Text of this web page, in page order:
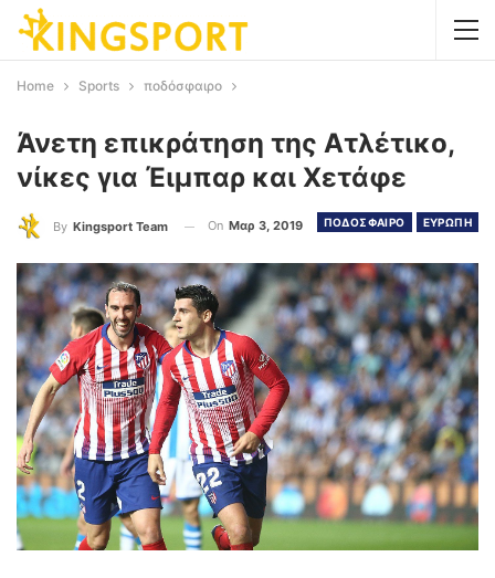
Home Sports ποδόσφαιρο
Άνετη επικράτηση της Ατλέτικο,
νίκες για Έιμπαρ και Χετάφε
ΠΟΔΟΣΦΑΙΡΟ ΕΥΡΩΠΗ
By Kingsport Team On Μαρ 3, 2019